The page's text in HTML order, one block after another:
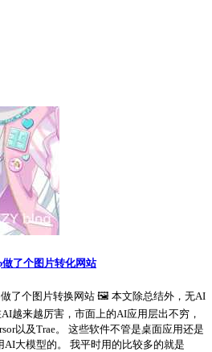
了个图片转化网站
了个图片转换网站 🖼️ 本文除总结外，无AI
越来越厉害，市面上的AI应用层出不穷，
以及Trae。 这些软件不管是桌面应用还是
大模型的。 我平时用的比较多的就是